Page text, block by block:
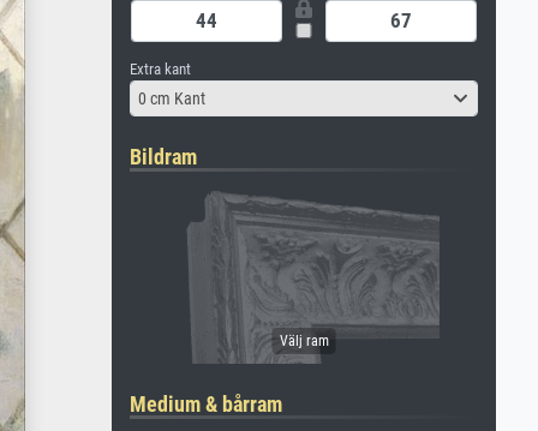
Extra kant
0 cm Kant
Bildram
Medium & bårram